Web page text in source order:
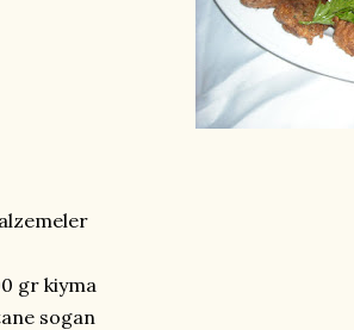
gr kiyma
sogan